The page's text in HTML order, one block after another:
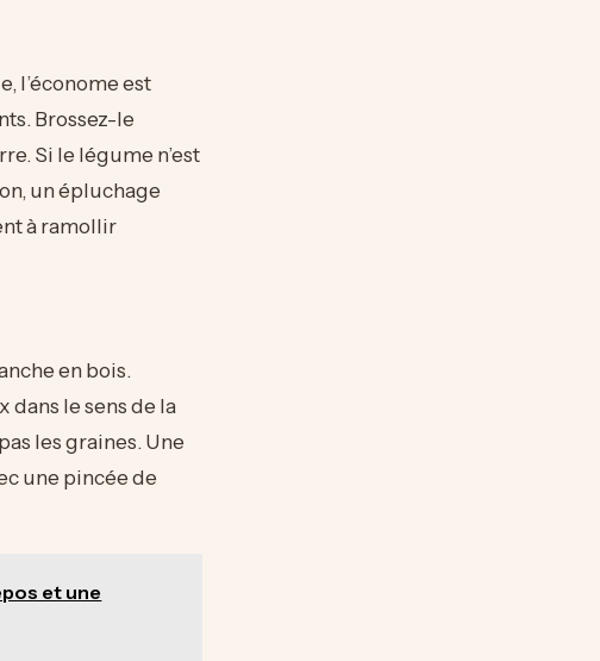
l’économe est
Brossez-le
Si le légume n’est
un épluchage
à ramollir
en bois.
dans le sens de la
les graines. Une
une pincée de
et une